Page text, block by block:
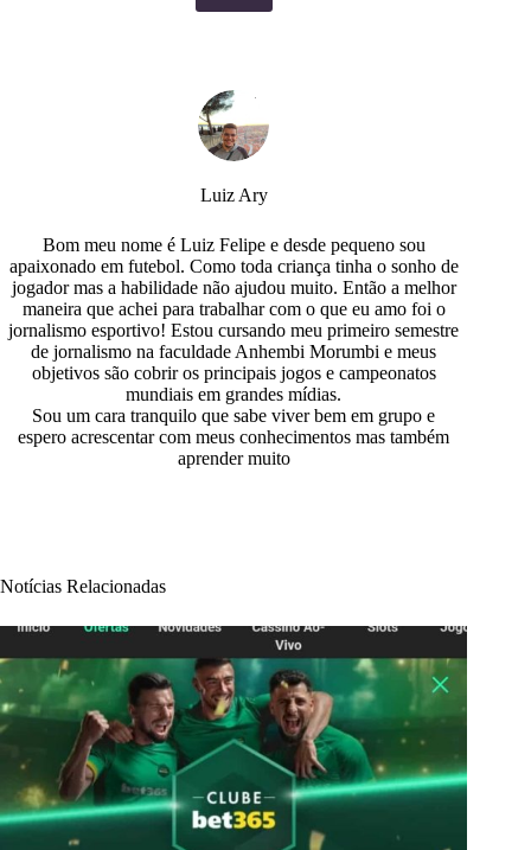
Luiz Ary
Bom meu nome é Luiz Felipe e desde pequeno sou
apaixonado em futebol. Como toda criança tinha o sonho de
jogador mas a habilidade não ajudou muito. Então a melhor
maneira que achei para trabalhar com o que eu amo foi o
jornalismo esportivo! Estou cursando meu primeiro semestre
de jornalismo na faculdade Anhembi Morumbi e meus
objetivos são cobrir os principais jogos e campeonatos
mundiais em grandes mídias.
Sou um cara tranquilo que sabe viver bem em grupo e
espero acrescentar com meus conhecimentos mas também
aprender muito
Notícias Relacionadas